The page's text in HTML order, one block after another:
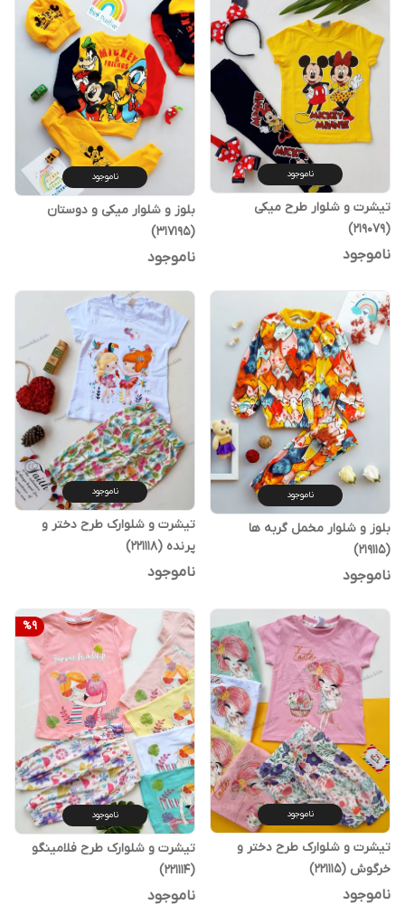
ناموجود
تیشرت و شلوار طرح میکی
(219079)
ناموجود
ناموجود
بلوز و شلوار میکی و دوستان
(317195)
ناموجود
ناموجود
بلوز و شلوار مخمل گربه ها
(219115)
ناموجود
ناموجود
تیشرت و شلوارک طرح دختر و
پرنده (221118)
ناموجود
ناموجود
تیشرت و شلوارک طرح دختر و
خرگوش (221115)
ناموجود
%9
ناموجود
تیشرت و شلوارک طرح فلامینگو
(221114)
ناموجود